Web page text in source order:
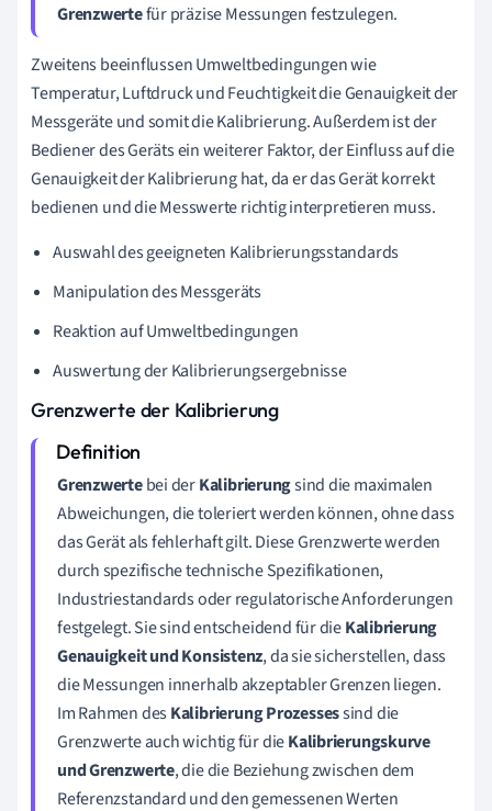
Grenzwertefür präzise Messungen festzulegen.
Zweitens beeinflussen Umweltbedingungen wie
Temperatur, Luftdruck und Feuchtigkeit die Genauigkeit der
Messgeräte und somit die Kalibrierung. Außerdem ist der
Bediener des Geräts ein weiterer Faktor, der Einfluss auf die
Genauigkeit der Kalibrierung hat, da er das Gerät korrekt
bedienen und die Messwerte richtig interpretieren muss.
Auswahl des geeigneten Kalibrierungsstandards
Manipulation des Messgeräts
Reaktion auf Umweltbedingungen
Auswertung der Kalibrierungsergebnisse
Grenzwerte der Kalibrierung
Grenzwertebei derKalibrierungsind die maximalen
Abweichungen, die toleriert werden können, ohne dass
das Gerät als fehlerhaft gilt. Diese Grenzwerte werden
durch spezifische technische Spezifikationen,
Industriestandards oder regulatorische Anforderungen
festgelegt. Sie sind entscheidend für dieKalibrierung
Genauigkeit und Konsistenz, da sie sicherstellen, dass
die Messungen innerhalb akzeptabler Grenzen liegen.
Im Rahmen desKalibrierung Prozessessind die
Grenzwerte auch wichtig für dieKalibrierungskurve
und Grenzwerte, die die Beziehung zwischen dem
Referenzstandard und den gemessenen Werten